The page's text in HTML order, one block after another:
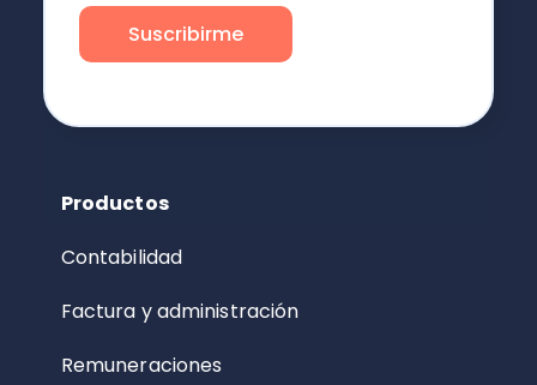
Productos
Contabilidad
Factura y administración
Remuneraciones